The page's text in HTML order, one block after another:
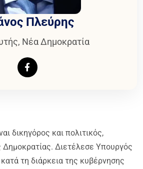
Πλεύρης
Νέα Δημοκρατία
δικηγόρος και πολιτικός,
Διετέλεσε Υπουργός
τη διάρκεια της κυβέρνησης